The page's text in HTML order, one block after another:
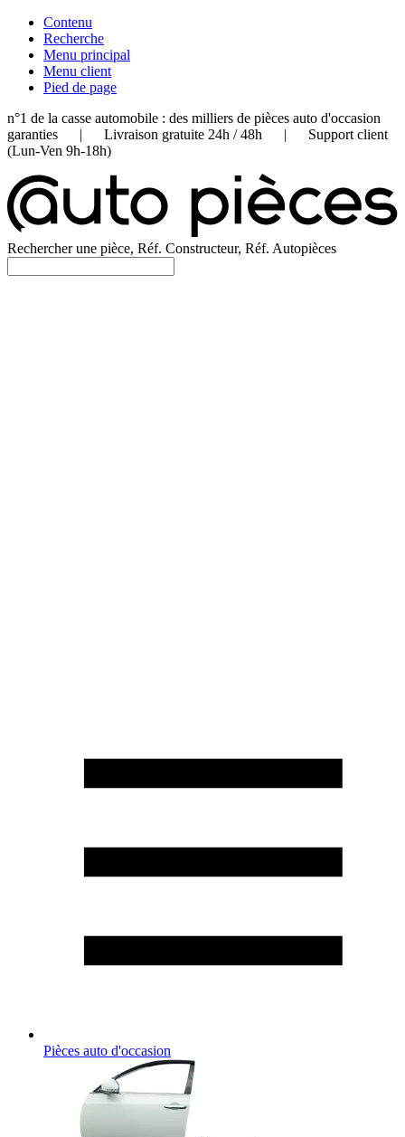
Contenu
Recherche
Menu principal
Menu client
Pied de page
n°1 de la casse automobile : des milliers de pièces auto d'occasion
garanties | Livraison gratuite 24h / 48h | Support client
(Lun-Ven 9h-18h)
Rechercher une pièce, Réf. Constructeur, Réf. Autopièces
Pièces auto d'occasion